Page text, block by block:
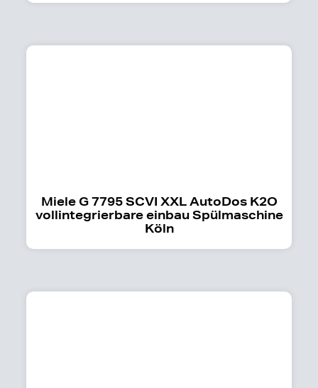
Miele G 7795 SCVI XXL AutoDos K2O
vollintegrierbare einbau Spülmaschine
Köln